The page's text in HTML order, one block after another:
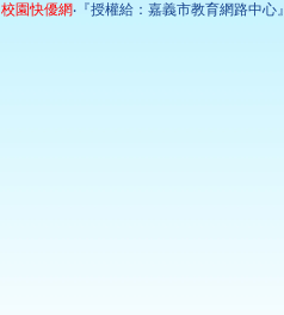
校園快優網‧『授權給：嘉義市教育網路中心』